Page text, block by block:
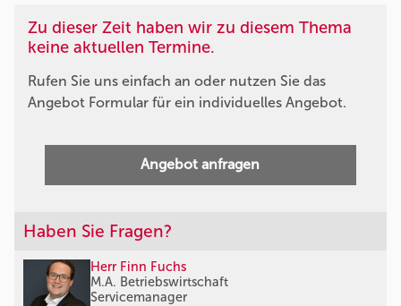
Zu dieser Zeit haben wir zu diesem Thema
keine aktuellen Termine.
Rufen Sie uns einfach an oder nutzen Sie das
Angebot Formular für ein individuelles Angebot.
Angebot anfragen
Haben Sie Fragen?
Herr Finn Fuchs
M.A. Betriebswirtschaft
Servicemanager